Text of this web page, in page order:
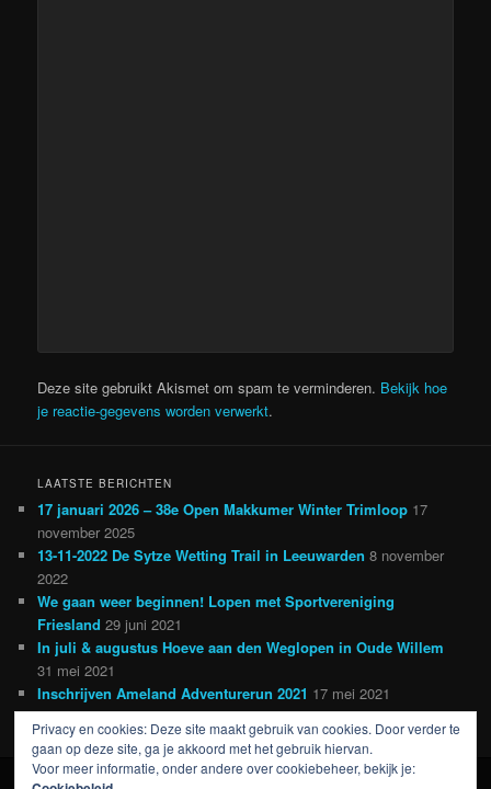
Deze site gebruikt Akismet om spam te verminderen. Bekijk hoe
je reactie-gegevens worden verwerkt.
LAATSTE BERICHTEN
17 januari 2026 – 38e Open Makkumer Winter Trimloop 17
november 2025
13-11-2022 De Sytze Wetting Trail in Leeuwarden 8 november
2022
We gaan weer beginnen! Lopen met Sportvereniging
Friesland 29 juni 2021
In juli & augustus Hoeve aan den Weglopen in Oude Willem
31 mei 2021
Inschrijven Ameland Adventurerun 2021 17 mei 2021
Privacy en cookies: Deze site maakt gebruik van cookies. Door verder te
gaan op deze site, ga je akkoord met het gebruik hiervan.
Voor meer informatie, onder andere over cookiebeheer, bekijk je: